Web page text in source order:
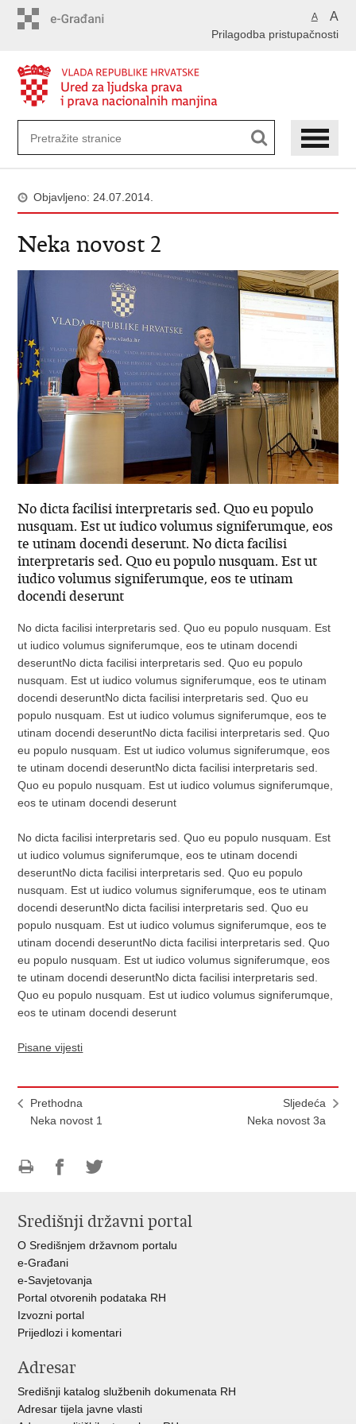
A A
Prilagodba pristupačnosti
Objavljeno: 24.07.2014.
Neka novost 2
No dicta facilisi interpretaris sed. Quo eu populo
nusquam. Est ut iudico volumus signiferumque, eos
te utinam docendi deserunt. No dicta facilisi
interpretaris sed. Quo eu populo nusquam. Est ut
iudico volumus signiferumque, eos te utinam
docendi deserunt
No dicta facilisi interpretaris sed. Quo eu populo nusquam. Est
ut iudico volumus signiferumque, eos te utinam docendi
deseruntNo dicta facilisi interpretaris sed. Quo eu populo
nusquam. Est ut iudico volumus signiferumque, eos te utinam
docendi deseruntNo dicta facilisi interpretaris sed. Quo eu
populo nusquam. Est ut iudico volumus signiferumque, eos te
utinam docendi deseruntNo dicta facilisi interpretaris sed. Quo
eu populo nusquam. Est ut iudico volumus signiferumque, eos
te utinam docendi deseruntNo dicta facilisi interpretaris sed.
Quo eu populo nusquam. Est ut iudico volumus signiferumque,
eos te utinam docendi deserunt
No dicta facilisi interpretaris sed. Quo eu populo nusquam. Est
ut iudico volumus signiferumque, eos te utinam docendi
deseruntNo dicta facilisi interpretaris sed. Quo eu populo
nusquam. Est ut iudico volumus signiferumque, eos te utinam
docendi deseruntNo dicta facilisi interpretaris sed. Quo eu
populo nusquam. Est ut iudico volumus signiferumque, eos te
utinam docendi deseruntNo dicta facilisi interpretaris sed. Quo
eu populo nusquam. Est ut iudico volumus signiferumque, eos
te utinam docendi deseruntNo dicta facilisi interpretaris sed.
Quo eu populo nusquam. Est ut iudico volumus signiferumque,
eos te utinam docendi deserunt
Pisane vijesti
Prethodna
Neka novost 1
Sljedeća
Neka novost 3a
FacebookuTwitteru
Središnji državni portal
O Središnjem državnom portalu
e-Građani
e-Savjetovanja
Portal otvorenih podataka RH
Izvozni portal
Prijedlozi i komentari
Adresar
Središnji katalog službenih dokumenata RH
Adresar tijela javne vlasti